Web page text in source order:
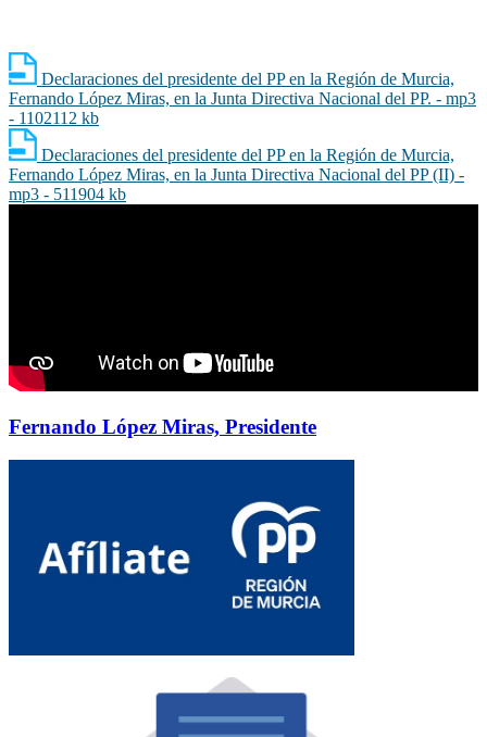
Declaraciones del presidente del PP en la Región de Murcia,
Fernando López Miras, en la Junta Directiva Nacional del PP. - mp3
- 1102112 kb
Declaraciones del presidente del PP en la Región de Murcia,
Fernando López Miras, en la Junta Directiva Nacional del PP (II) -
mp3 - 511904 kb
Fernando López Miras, Presidente